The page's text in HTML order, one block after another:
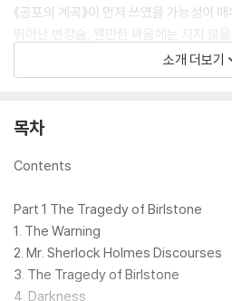
《공포의 계곡》이 먼저 쓰였을 가능성이
뛰어난 변장술, 웬만한 싸움에는 지지 않
고 해박한 지식을 바탕으로 범죄자를 넘
홈즈도 긴장하게 하는 모리어티의 음모는
은 어떤 결말을 이끌 것인가? 소름끼치는
소개 더보기
목차
Contents
Part 1 The Tragedy of Birlstone
1. The Warning
2. Mr. Sherlock Holmes Discourses
3. The Tragedy of Birlstone
4. Darkness